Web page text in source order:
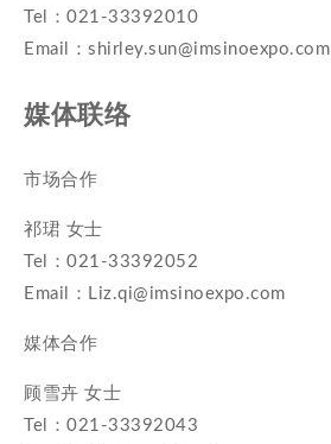
Tel：021-33392010
Email：shirley.sun@imsinoexpo.com
媒体联络
市场合作
祁珺 女士
Tel：021-33392052
Email：Liz.qi@imsinoexpo.com
媒体合作
顾雪卉 女士
Tel：021-33392043